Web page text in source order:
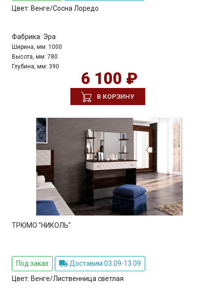
Цвет: Венге/Сосна Лоредо
Фабрика: Эра
Ширина, мм: 1000
Высота, мм: 780
Глубина, мм: 390
6 100 ₽
В КОРЗИНУ
ТРЮМО "НИКОЛЬ"
Под заказ
Доставим 03.09-13.09
Цвет: Венге/Лиственница светлая